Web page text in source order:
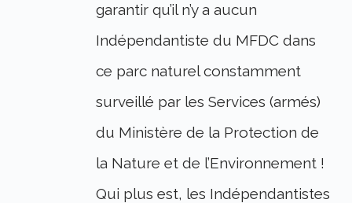
garantir qu’il n’y a aucun
Indépendantiste du MFDC dans
ce parc naturel constamment
surveillé par les Services (armés)
du Ministère de la Protection de
la Nature et de l’Environnement !
Qui plus est, les Indépendantistes